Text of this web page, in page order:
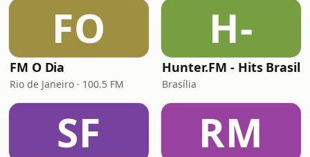
FO
FM O Dia
Rio de Janeiro · 100.5 FM
H-
Hunter.FM - Hits Brasil
Brasília
SF RM